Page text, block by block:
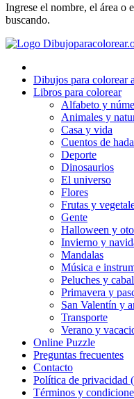
Deporte
Dinosaurios
Flores
Frutas y vegetales
Halloween y otoño
Invierno y navidad
Música e instrumentos musicales
Peluches y caballos
Primavera y pascua
San Valentín y amor
Verano y vacaciones
Libros para colorear para niños
Nezaradené
Ingrese el nombre, el área o
buscando.
Dibujos para colorear
Libros para colorear
Alfabeto y
Animales y
Casa y vida
Cuentos de
Deporte
Dinosaurios
El universo
Flores
Frutas y
Gente
Halloween y
Invierno y
Mandalas
Música e
Peluches y
Primavera y
San Valentín y
Transporte
Verano y
Online Puzzle
Preguntas frecuentes
Contacto
Política de privacidad
Términos y